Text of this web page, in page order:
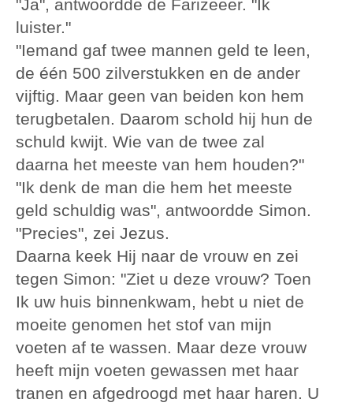
"Ja", antwoordde de Farizeeër. "Ik
luister."
"Iemand gaf twee mannen geld te leen,
de één 500 zilverstukken en de ander
vijftig. Maar geen van beiden kon hem
terugbetalen. Daarom schold hij hun de
schuld kwijt. Wie van de twee zal
daarna het meeste van hem houden?"
"Ik denk de man die hem het meeste
geld schuldig was", antwoordde Simon.
"Precies", zei Jezus.
Daarna keek Hij naar de vrouw en zei
tegen Simon: "Ziet u deze vrouw? Toen
Ik uw huis binnenkwam, hebt u niet de
moeite genomen het stof van mijn
voeten af te wassen. Maar deze vrouw
heeft mijn voeten gewassen met haar
tranen en afgedroogd met haar haren. U